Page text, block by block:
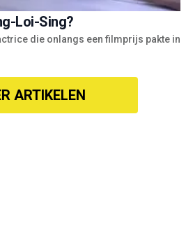
Loi-Sing?
die onlangs een filmprijs pakte in
ARTIKELEN